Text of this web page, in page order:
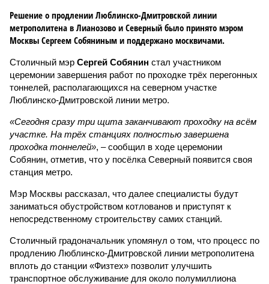
Решение о продлении Люблинско-Дмитровской линии
метрополитена в Лианозово и Северный было принято мэром
Москвы Сергеем Собяниным и поддержано москвичами.
Столичный мэр Сергей Собянин стал участником
церемонии завершения работ по проходке трёх перегонных
тоннелей, располагающихся на северном участке
Люблинско-Дмитровской линии метро.
«Сегодня сразу три щита заканчивают проходку на всём
участке. На трёх станциях полностью завершена
проходка тоннелей», – сообщил в ходе церемонии
Собянин, отметив, что у посёлка Северный появится своя
станция метро.
Мэр Москвы рассказал, что далее специалисты будут
заниматься обустройством котлованов и приступят к
непосредственному строительству самих станций.
Столичный градоначальник упомянул о том, что процесс по
продлению Люблинско-Дмитровской линии метрополитена
вплоть до станции «Физтех» позволит улучшить
транспортное обслуживание для около полумиллиона